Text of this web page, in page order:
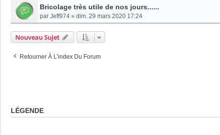
Bricolage très utile de nos jours......
par Jeff974 » dim. 29 mars 2020 17:24
Nouveau Sujet
Retourner À L’index Du Forum
LÉGENDE